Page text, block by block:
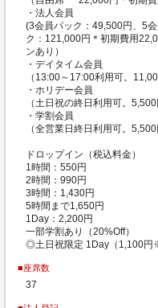
・法人会員
(3会員パック：49,500円、5
ク：121,000円＊初期費用
ンあり）
・デイタイム会員
（13:00～17:00利用可。
・ホリデー会員
（土日祝の終日利用可。
・学割会員
（全営業日終日利用可。
ドロップイン（税込料金）
1時間：550円
2時間：990円
3時間：1,430円
5時間まで1,650円
1Day：2,200円
一部学割あり（20%Off）
◎土日祝限定 1Day（1,100円
■座席数
37